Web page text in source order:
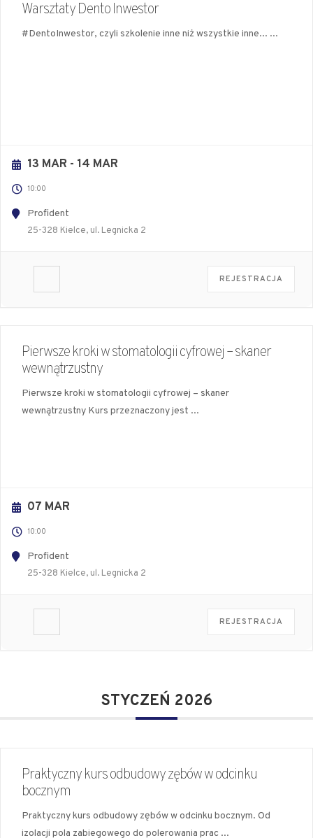
Warsztaty Dento Inwestor
#DentoInwestor, czyli szkolenie inne niż wszystkie inne... ...
13 MAR - 14 MAR
10:00
Profident
25-328 Kielce, ul. Legnicka 2
REJESTRACJA
Pierwsze kroki w stomatologii cyfrowej – skaner
wewnątrzustny
Pierwsze kroki w stomatologii cyfrowej – skaner
wewnątrzustny Kurs przeznaczony jest ...
07 MAR
10:00
Profident
25-328 Kielce, ul. Legnicka 2
REJESTRACJA
STYCZEŃ 2026
Praktyczny kurs odbudowy zębów w odcinku
bocznym
Praktyczny kurs odbudowy zębów w odcinku bocznym. Od
izolacji pola zabiegowego do polerowania prac ...